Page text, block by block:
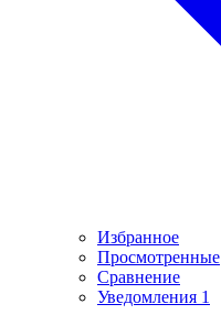
Избранное
Просмотренные
Сравнение
Уведомления 1